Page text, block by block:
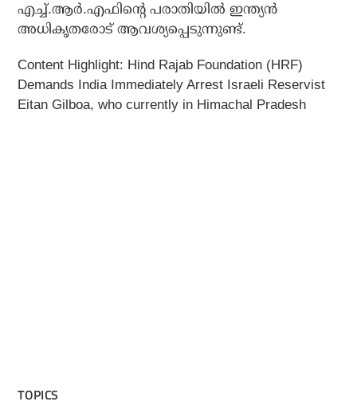
എച്ച്.ആര്‍.എഫിന്റെ പരാതിയില്‍ ഇന്ത്യന്‍
അധികൃതരോട് ആവശ്യപ്പെടുന്നുണ്ട്.
Content Highlight: Hind Rajab Foundation (HRF)
Demands India Immediately Arrest Israeli Reservist
Eitan Gilboa, who currently in Himachal Pradesh
TOPICS